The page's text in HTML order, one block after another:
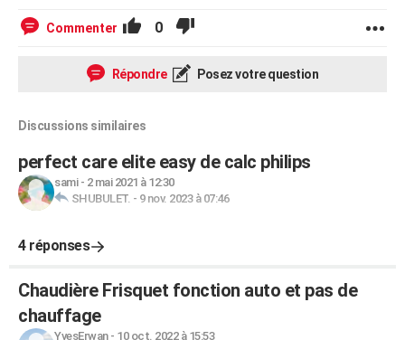
Commenter 0
Répondre Posez votre question
Discussions similaires
perfect care elite easy de calc philips
sami- 2 mai 2021 à 12:30
SHUBULET. - 9 nov. 2023 à 07:46
4 réponses
Chaudière Frisquet fonction auto et pas de
chauffage
YvesErwan- 10 oct. 2022 à 15:53